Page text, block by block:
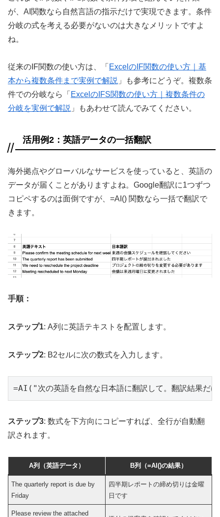
が、AI関数なら自然言語の指示だけで実現できます。条件
分岐の式を考える必要がないのは大きなメリットですよ
ね。
従来のIF関数の使い方は、「 ExcelのIF関数の使い方｜基
本から複数条件まで実例で解説 」も参考にどうぞ。複数条
件での分岐なら「 ExcelのIFS関数の使い方｜複数条件の
分岐を実例で解説 」もあわせて読んでみてください。
活用例2：英語データの一括翻訳
海外拠点やグローバルなサービスを使っていると、英語の
データが届くことがありますよね。Google翻訳に1つずつ
コピペするのは面倒ですが、=AI() 関数なら一括で翻訳で
きます。
手順：
ステップ1: A列に英語テキストを配置します。
ステップ2: B2セルに次の数式を入力します。
=AI("次の英語を自然な日本語に翻訳して。翻訳結果
ステップ3: 数式を下方向にコピーすれば、全行が自動翻
訳されます。
A列（英語データ） B列（=AI()の結果）
The quarterly report is due by
Friday
四半期レポートの締め切りは金曜
日です
Please review the attached